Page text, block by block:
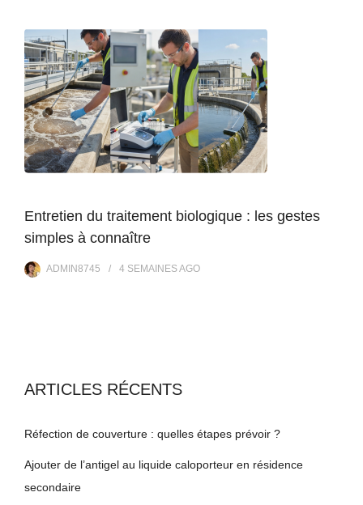
Entretien du traitement biologique : les gestes
simples à connaître
ADMIN8745 4 SEMAINESAGO
ARTICLES RÉCENTS
Réfection de couverture : quelles étapes prévoir ?
Ajouter de l’antigel au liquide caloporteur en résidence
secondaire